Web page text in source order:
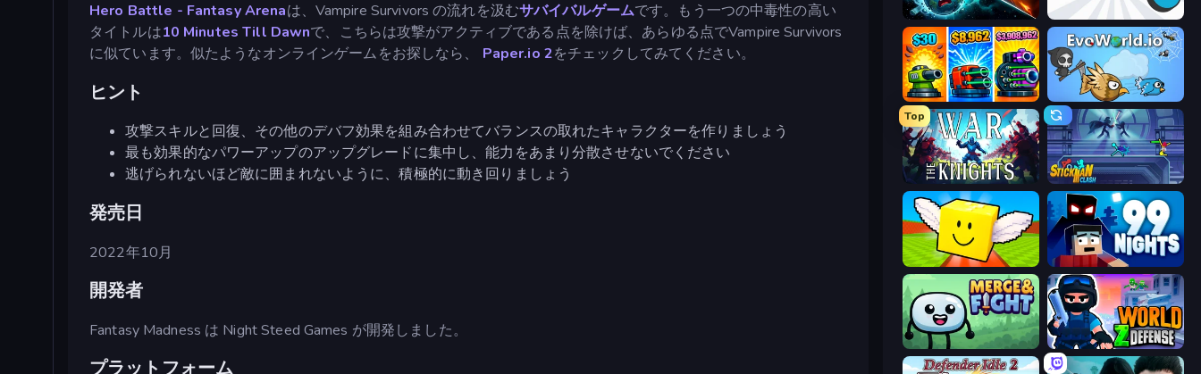
Hero Battle - Fantasy Arenaは、Vampire Survivors の流れを汲むサバイバルゲームです。もう一つの中毒性の高い
タイトルは10 Minutes Till Dawnで、こちらは攻撃がアクティブである点を除けば、あらゆる点でVampire Survivors
に似ています。似たようなオンラインゲームをお探しなら、 Paper.io 2をチェックしてみてください。
ヒント
攻撃スキルと回復、その他のデバフ効果を組み合わせてバランスの取れたキャラクターを作りましょう
最も効果的なパワーアップのアップグレードに集中し、能力をあまり分散させないでください
逃げられないほど敵に囲まれないように、積極的に動き回りましょう
発売日
2022年10月
開発者
Fantasy Madness は Night Steed Games が開発しました。
プラットフォーム
PlanetCrush 2 Diep.io
Pumpkin Defense: Merge Cannon
Top
War the Knights Stickman Clash
Lucky Brainrot Blocks Online 99 Nights (Bloxd.io)
Merge & Fight World Z Defense - Zombie Defense